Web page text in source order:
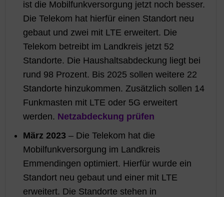
ist die Mobilfunkversorgung jetzt noch besser.
Die Telekom hat hierfür einen Standort neu
gebaut und zwei mit LTE erweitert. Die
Telekom betreibt im Landkreis jetzt 52
Standorte. Die Haushaltsabdeckung liegt bei
rund 98 Prozent. Bis 2025 sollen weitere 22
Standorte hinzukommen. Zusätzlich sollen 14
Funkmasten mit LTE oder 5G erweitert
werden. Netzabdeckung prüfen
März 2023 – Die Telekom hat die
Mobilfunkversorgung im Landkreis
Emmendingen optimiert. Hierfür wurde ein
Standort neu gebaut und einer mit LTE
erweitert. Die Standorte stehen in